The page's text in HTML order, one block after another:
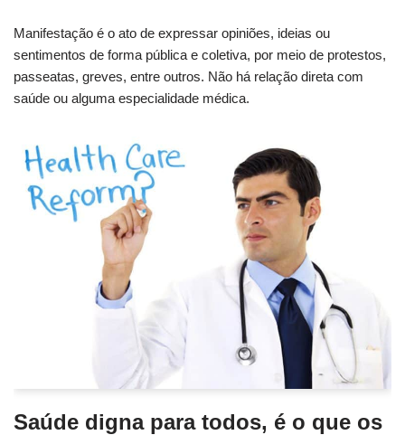
Manifestação é o ato de expressar opiniões, ideias ou
sentimentos de forma pública e coletiva, por meio de protestos,
passeatas, greves, entre outros. Não há relação direta com
saúde ou alguma especialidade médica.
Saúde digna para todos, é o que os